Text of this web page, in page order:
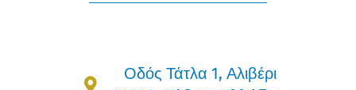
Οδός Τάτλα 1, Αλιβέρι